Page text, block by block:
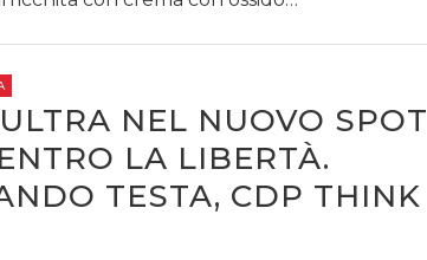
NEL NUOVO SPOT
LA LIBERTÀ.
TESTA, CDP THINK